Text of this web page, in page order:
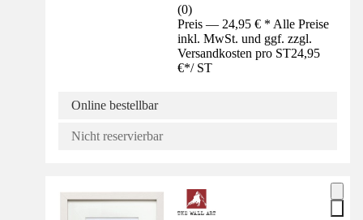
(0)
Preis — 24,95 € * Alle Preise
inkl. MwSt. und ggf. zzgl.
Versandkosten pro ST24,95
€*/ ST
Online bestellbar
Nicht reservierbar